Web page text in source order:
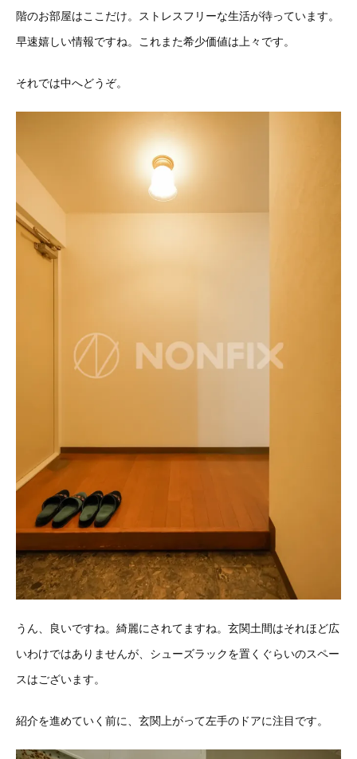
階のお部屋はここだけ。ストレスフリーな生活が待っています。
早速嬉しい情報ですね。これまた希少価値は上々です。
それでは中へどうぞ。
うん、良いですね。綺麗にされてますね。玄関土間はそれほど広
いわけではありませんが、シューズラックを置くぐらいのスペー
スはございます。
紹介を進めていく前に、玄関上がって左手のドアに注目です。